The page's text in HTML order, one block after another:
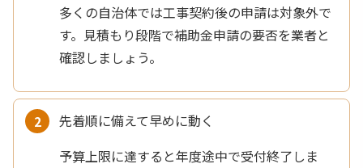
多くの自治体では工事契約後の申請は対象外で
す。見積もり段階で補助金申請の要否を業者と
確認しましょう。
先着順に備えて早めに動く
予算上限に達すると年度途中で受付終了しま